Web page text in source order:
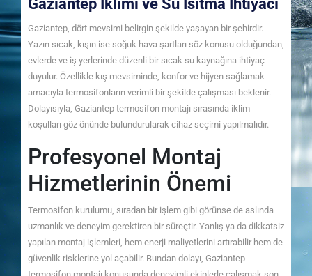
Gaziantep İklimi ve Su Isıtma İhtiyacı
Gaziantep, dört mevsimi belirgin şekilde yaşayan bir şehirdir.
Yazın sıcak, kışın ise soğuk hava şartları söz konusu olduğundan,
evlerde ve iş yerlerinde düzenli bir sıcak su kaynağına ihtiyaç
duyulur. Özellikle kış mevsiminde, konfor ve hijyen sağlamak
amacıyla termosifonların verimli bir şekilde çalışması beklenir.
Dolayısıyla, Gaziantep termosifon montajı sırasında iklim
koşulları göz önünde bulundurularak cihaz seçimi yapılmalıdır.
Profesyonel Montaj
Hizmetlerinin Önemi
Termosifon kurulumu, sıradan bir işlem gibi görünse de aslında
uzmanlık ve deneyim gerektiren bir süreçtir. Yanlış ya da dikkatsiz
yapılan montaj işlemleri, hem enerji maliyetlerini artırabilir hem de
güvenlik risklerine yol açabilir. Bundan dolayı, Gaziantep